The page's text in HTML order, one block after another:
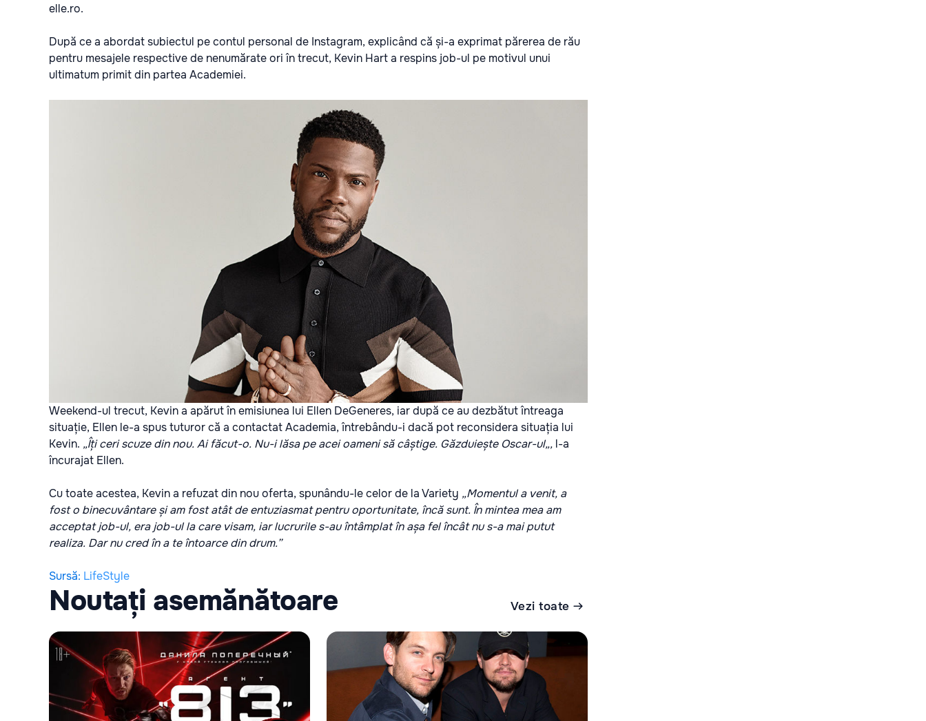
elle.ro.
După ce a abordat subiectul pe contul personal de Instagram, explicând că și-a exprimat părerea de rău
pentru mesajele respective de nenumărate ori în trecut, Kevin Hart a respins job-ul pe motivul unui
ultimatum primit din partea Academiei.
Weekend-ul trecut, Kevin a apărut în emisiunea lui Ellen DeGeneres, iar după ce au dezbătut întreaga
situație, Ellen le-a spus tuturor că a contactat Academia, întrebându-i dacă pot reconsidera situația lui
Kevin. „Îți ceri scuze din nou. Ai făcut-o. Nu-i lăsa pe acei oameni să câștige. Găzduiește Oscar-ul„, l-a
încurajat Ellen.
Cu toate acestea, Kevin a refuzat din nou oferta, spunându-le celor de la Variety „Momentul a venit, a
fost o binecuvântare și am fost atât de entuziasmat pentru oportunitate, încă sunt. În mintea mea am
acceptat job-ul, era job-ul la care visam, iar lucrurile s-au întâmplat în așa fel încât nu s-a mai putut
realiza. Dar nu cred în a te întoarce din drum.”
Sursă: LifeStyle
Noutați asemănătoare Vezi toate